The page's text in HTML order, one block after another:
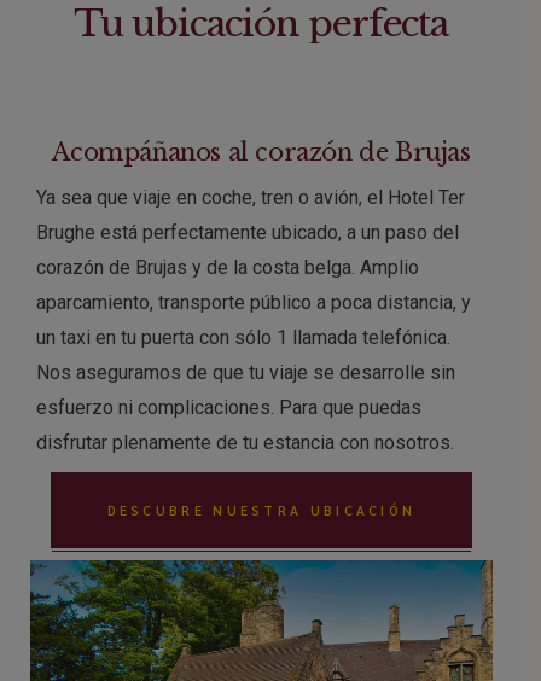
Tu ubicación perfecta
Acompáñanos al corazón de Brujas
Ya sea que viaje en coche, tren o avión, el Hotel Ter
Brughe está perfectamente ubicado, a un paso del
corazón de Brujas y de la costa belga. Amplio
aparcamiento, transporte público a poca distancia, y
un taxi en tu puerta con sólo 1 llamada telefónica.
Nos aseguramos de que tu viaje se desarrolle sin
esfuerzo ni complicaciones. Para que puedas
disfrutar plenamente de tu estancia con nosotros.
DESCUBRE NUESTRA UBICACIÓN